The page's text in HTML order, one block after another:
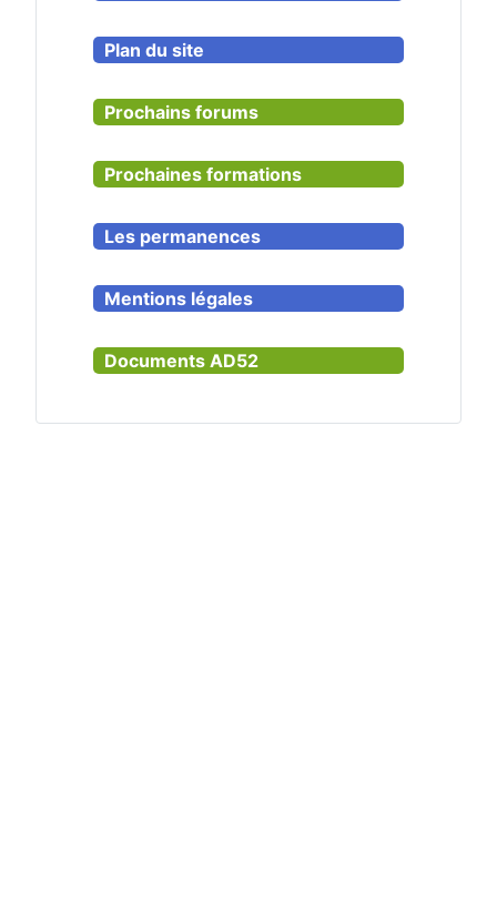
Plan du site
Prochains forums
Prochaines formations
Les permanences
Mentions légales
Documents AD52